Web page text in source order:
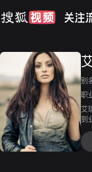
别
职
艾
到
当
以